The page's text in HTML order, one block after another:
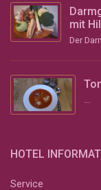
mit
HOTEL
Service